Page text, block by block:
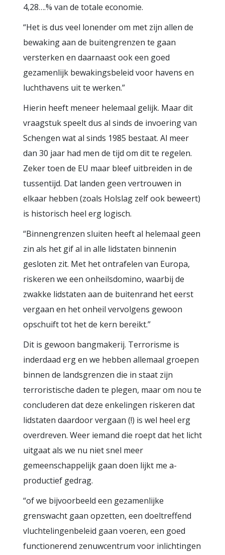
4,28….% van de totale economie.
“Het is dus veel lonender om met zijn allen de
bewaking aan de buitengrenzen te gaan
versterken en daarnaast ook een goed
gezamenlijk bewakingsbeleid voor havens en
luchthavens uit te werken.”
Hierin heeft meneer helemaal gelijk. Maar dit
vraagstuk speelt dus al sinds de invoering van
Schengen wat al sinds 1985 bestaat. Al meer
dan 30 jaar had men de tijd om dit te regelen.
Zeker toen de EU maar bleef uitbreiden in de
tussentijd. Dat landen geen vertrouwen in
elkaar hebben (zoals Holslag zelf ook beweert)
is historisch heel erg logisch.
“Binnengrenzen sluiten heeft al helemaal geen
zin als het gif al in alle lidstaten binnenin
gesloten zit. Met het ontrafelen van Europa,
riskeren we een onheilsdomino, waarbij de
zwakke lidstaten aan de buitenrand het eerst
vergaan en het onheil vervolgens gewoon
opschuift tot het de kern bereikt.”
Dit is gewoon bangmakerij. Terrorisme is
inderdaad erg en we hebben allemaal groepen
binnen de landsgrenzen die in staat zijn
terroristische daden te plegen, maar om nou te
concluderen dat deze enkelingen riskeren dat
lidstaten daardoor vergaan (!) is wel heel erg
overdreven. Weer iemand die roept dat het licht
uitgaat als we nu niet snel meer
gemeenschappelijk gaan doen lijkt me a-
productief gedrag.
“of we bijvoorbeeld een gezamenlijke
grenswacht gaan opzetten, een doeltreffend
vluchtelingenbeleid gaan voeren, een goed
functionerend zenuwcentrum voor inlichtingen